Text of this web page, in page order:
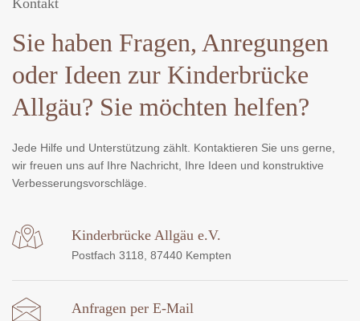
Kontakt
Sie haben Fragen, Anregungen
oder Ideen zur Kinderbrücke
Allgäu? Sie möchten helfen?
Jede Hilfe und Unterstützung zählt. Kontaktieren Sie uns gerne,
wir freuen uns auf Ihre Nachricht, Ihre Ideen und konstruktive
Verbesserungsvorschläge.
Kinderbrücke Allgäu e.V.
Postfach 3118, 87440 Kempten
Anfragen per E-Mail